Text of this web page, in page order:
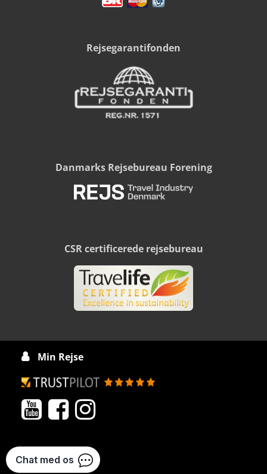
Rejsegarantifonden
Danmarks Rejsebureau Forening
CSR certificerede rejsebureau
 Min Rejse
  